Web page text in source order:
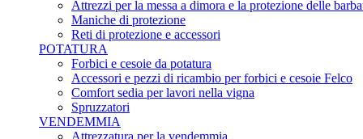
Attrezzi per la messa a dimora e la protezione delle
Maniche di protezione
Reti di protezione e accessori
POTATURA
Forbici e cesoie da potatura
Accessori e pezzi di ricambio per forbici e cesoie Felco
Comfort sedia per lavori nella vigna
Spruzzatori
VENDEMMIA
Attrezzatura per la vendemmia